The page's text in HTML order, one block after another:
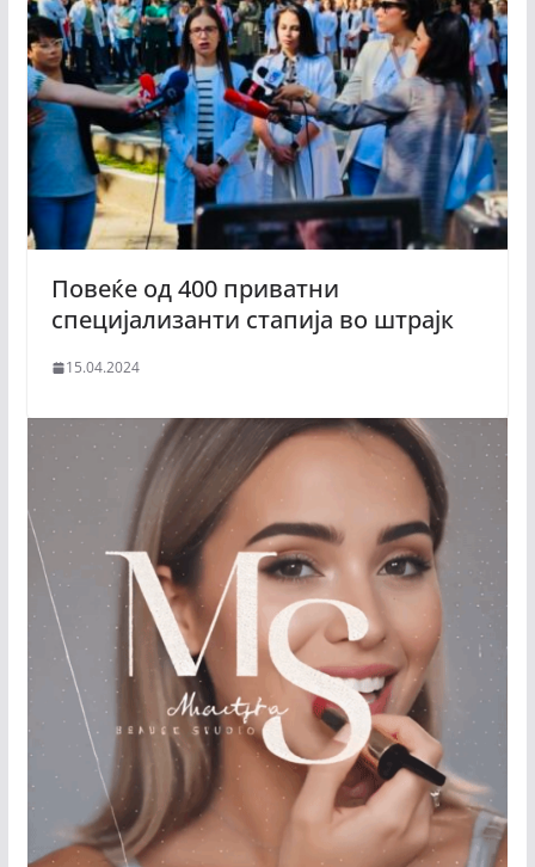
Повеќе од 400 приватни
специјализанти стапија во штрајк
15.04.2024